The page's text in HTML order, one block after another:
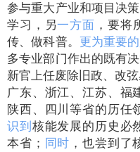
参与重大产业和项目决
学习，另一方面 ，要将
传、做科普。 更为重要
多专业部门作出的既有
新官上任废除旧政、改弦
广东、浙江、江苏、福
陕西、四川等省的历任
识到 核能发展的历史必
本省； 同时 ，也尝到了